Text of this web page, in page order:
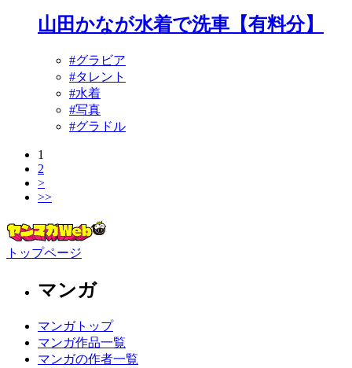
山田かなが水着で洗車【有料分】
#グラビア
#タレント
#水着
#写真
#グラドル
1
2
>
>>
トップページ
マンガ
マンガトップ
マンガ作品一覧
マンガの作者一覧